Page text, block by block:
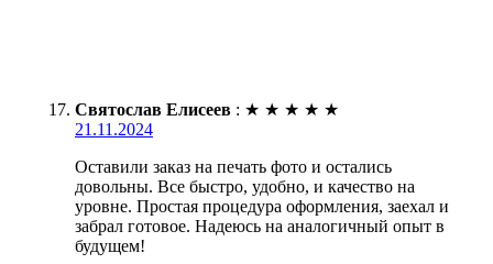
Святослав Елисеев : ★ ★ ★ ★ ★
21.11.2024
Оставили заказ на печать фото и остались
довольны. Все быстро, удобно, и качество на
уровне. Простая процедура оформления, заехал и
забрал готовое. Надеюсь на аналогичный опыт в
будущем!